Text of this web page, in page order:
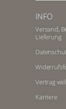
INFO
Versand,
Lieferung
Vertrag
Karriere